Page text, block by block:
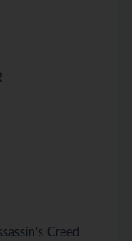
Creed